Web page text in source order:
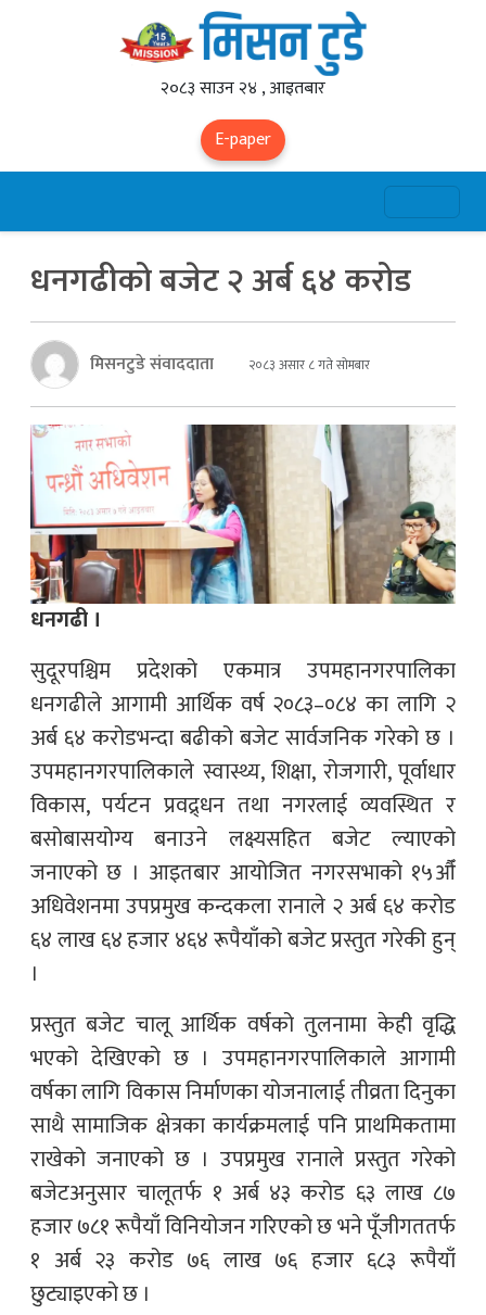
२०८३ साउन २४ , आइतबार
E-paper
धनगढीको बजेट २ अर्ब ६४ करोड
मिसनटुडे संवाददाता २०८३ असार ८ गते सोमबार
धनगढी ।
सुदूरपश्चिम प्रदेशको एकमात्र उपमहानगरपालिका
धनगढीले आगामी आर्थिक वर्ष २०८३–०८४ का लागि २
अर्ब ६४ करोडभन्दा बढीको बजेट सार्वजनिक गरेको छ ।
उपमहानगरपालिकाले स्वास्थ्य, शिक्षा, रोजगारी, पूर्वाधार
विकास, पर्यटन प्रवद्र्धन तथा नगरलाई व्यवस्थित र
बसोबासयोग्य बनाउने लक्ष्यसहित बजेट ल्याएको
जनाएको छ । आइतबार आयोजित नगरसभाको १५औँ
अधिवेशनमा उपप्रमुख कन्दकला रानाले २ अर्ब ६४ करोड
६४ लाख ६४ हजार ४६४ रूपैयाँको बजेट प्रस्तुत गरेकी हुन्
।
प्रस्तुत बजेट चालू आर्थिक वर्षको तुलनामा केही वृद्धि
भएको देखिएको छ । उपमहानगरपालिकाले आगामी
वर्षका लागि विकास निर्माणका योजनालाई तीव्रता दिनुका
साथै सामाजिक क्षेत्रका कार्यक्रमलाई पनि प्राथमिकतामा
राखेको जनाएको छ । उपप्रमुख रानाले प्रस्तुत गरेको
बजेटअनुसार चालूतर्फ १ अर्ब ४३ करोड ६३ लाख ८७
हजार ७८१ रूपैयाँ विनियोजन गरिएको छ भने पूँजीगततर्फ
१ अर्ब २३ करोड ७६ लाख ७६ हजार ६८३ रूपैयाँ
छुट्याइएको छ ।